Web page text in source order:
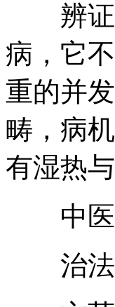
辨证
病，它
重的并
畴，病
有湿热
中医
治法